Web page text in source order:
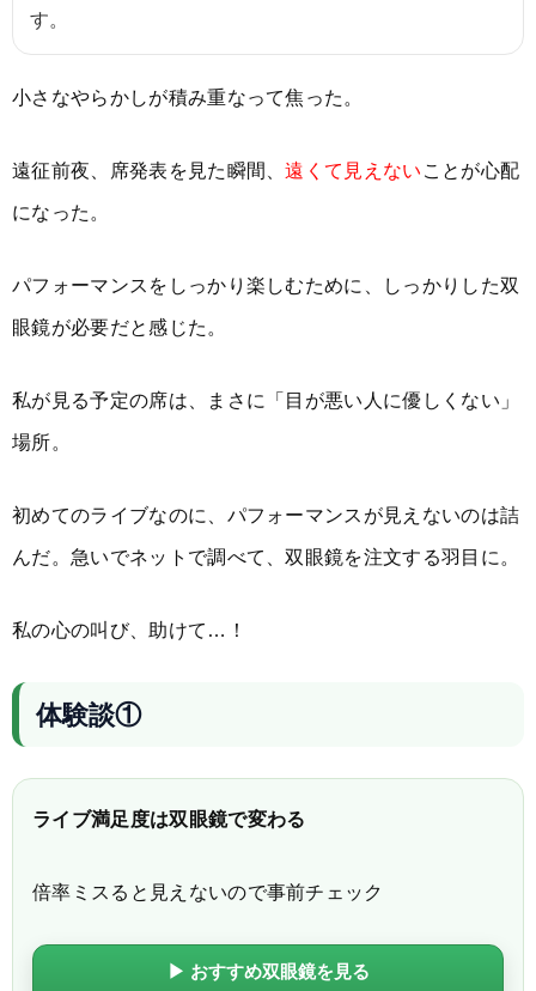
す。
小さなやらかしが積み重なって焦った。
遠征前夜、席発表を見た瞬間、遠くて見えない ことが心配
になった。
パフォーマンスをしっかり楽しむために、しっかりした双
眼鏡が必要だと感じた。
私が見る予定の席は、まさに「目が悪い人に優しくない」
場所。
初めてのライブなのに、パフォーマンスが見えないのは詰
んだ。急いでネットで調べて、双眼鏡を注文する羽目に。
私の心の叫び、助けて…！
体験談①
ライブ満足度は双眼鏡で変わる
倍率ミスると見えないので事前チェック
▶ おすすめ双眼鏡を見る